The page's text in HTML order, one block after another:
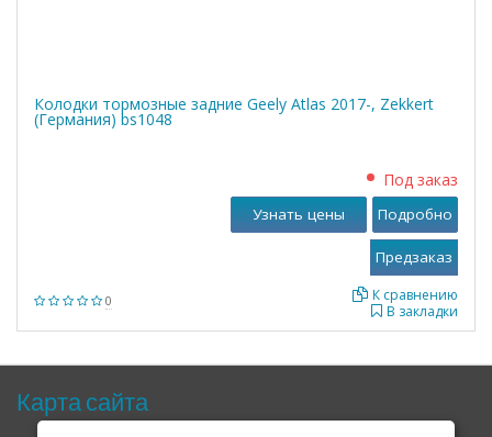
Колодки тормозные задние Geely Atlas 2017-, Zekkert
(Германия) bs1048
0
Под заказ
В закладки
К сравнению
Узнать цены Подробно
Карта сайта